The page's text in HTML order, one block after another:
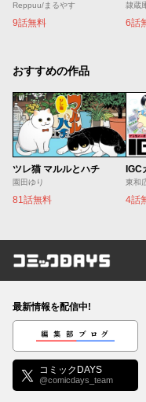
Reppuu/まるやす
9話無料
隷蔵
6話
おすすめの作品
ツレ猫 マルルとハチ
園田ゆり
81話無料
IGC
東和
4話
コミック
最新情報を配信中!
編集部ブログ
コミックDAYS
@comicdays_team